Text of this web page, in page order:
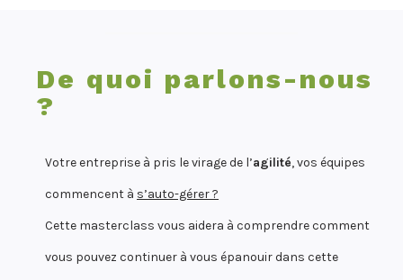
De quoi parlons-nous
?
Votre entreprise à pris le virage de l’agilité, vos équipes
commencent à s’auto-gérer ?
Cette masterclass vous aidera à comprendre comment
vous pouvez continuer à vous épanouir dans cette